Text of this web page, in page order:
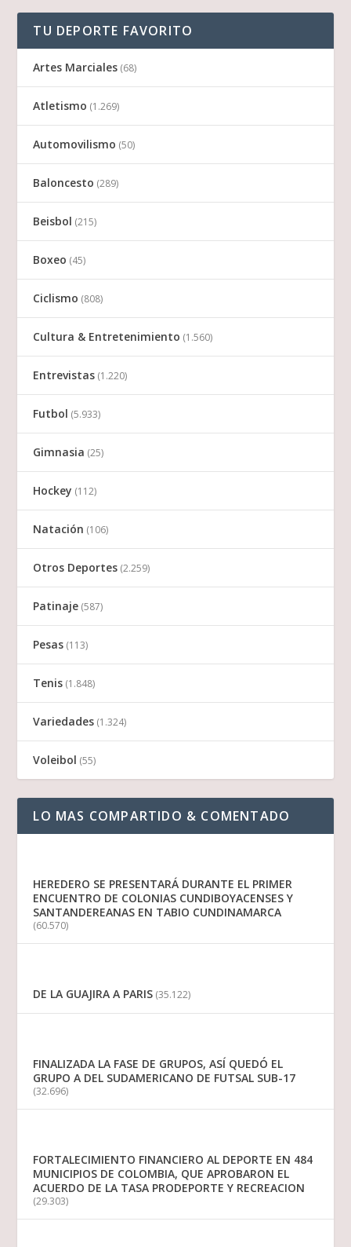
TU DEPORTE FAVORITO
Artes Marciales (68)
Atletismo (1.269)
Automovilismo (50)
Baloncesto (289)
Beisbol (215)
Boxeo (45)
Ciclismo (808)
Cultura & Entretenimiento (1.560)
Entrevistas (1.220)
Futbol (5.933)
Gimnasia (25)
Hockey (112)
Natación (106)
Otros Deportes (2.259)
Patinaje (587)
Pesas (113)
Tenis (1.848)
Variedades (1.324)
Voleibol (55)
LO MAS COMPARTIDO & COMENTADO
HEREDERO SE PRESENTARÁ DURANTE EL PRIMER
ENCUENTRO DE COLONIAS CUNDIBOYACENSES Y
SANTANDEREANAS EN TABIO CUNDINAMARCA
(60.570)
DE LA GUAJIRA A PARIS (35.122)
FINALIZADA LA FASE DE GRUPOS, ASÍ QUEDÓ EL
GRUPO A DEL SUDAMERICANO DE FUTSAL SUB-17
(32.696)
FORTALECIMIENTO FINANCIERO AL DEPORTE EN 484
MUNICIPIOS DE COLOMBIA, QUE APROBARON EL
ACUERDO DE LA TASA PRODEPORTE Y RECREACION
(29.303)